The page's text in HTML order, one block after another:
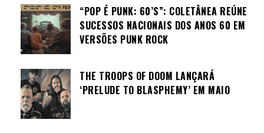
“POP É PUNK: 60’S”: COLETÂNEA REÚNE
SUCESSOS NACIONAIS DOS ANOS 60 EM
VERSÕES PUNK ROCK
THE TROOPS OF DOOM LANÇARÁ
‘PRELUDE TO BLASPHEMY’ EM MAIO